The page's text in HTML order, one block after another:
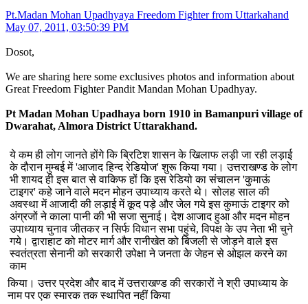
Pt.Madan Mohan Upadhyaya Freedom Fighter from Uttarkahand
May 07, 2011, 03:50:39 PM
Dosot,
We are sharing here some exclusives photos and information about
Great Freedom Fighter Pandit Mandan Mohan Upadhyay.
Pt Madan Mohan Upadhaya born 1910 in Bamanpuri village of
Dwarahat, Almora District Uttarakhand.
ये कम ही लोग जानते होंगे कि ब्रिटिश शासन के खिलाफ लड़ी जा रही लड़ाई
के दौरान मुम्बई में 'आजाद हिन्द रेडियोज' शुरू किया गया। उत्तराखण्ड के लोग
भी शायद ही इस बात से वाकिफ हों कि इस रेडियो का संचालन 'कुमाऊं
टाइगर' कहे जाने वाले मदन मोहन उपाध्याय करते थे। सोलह साल की
अवस्था में आजादी की लड़ाई में कूद पड़े और जेल गये इस कुमाऊं टाइगर को
अंग्रजों ने काला पानी की भी सजा सुनाई। देश आजाद हुआ और मदन मोहन
उपाध्याय चुनाव जीतकर न सिर्फ विधान सभा पहुंचे, विपक्ष के उप नेता भी चुने
गये। द्वाराहाट को मोटर मार्ग और रानीखेत को बिजली से जोड़ने वाले इस
स्वतंत्रता सेनानी को सरकारी उपेक्षा ने जनता के जेहन से ओझल करने का
काम
किया। उत्तर प्रदेश और बाद में उत्तराखण्ड की सरकारों ने श्री उपाध्याय के
नाम पर एक स्मारक तक स्थापित नहीं किया